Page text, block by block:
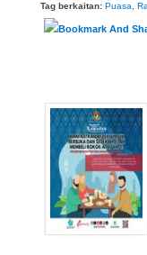
Tag berkaitan: Puasa